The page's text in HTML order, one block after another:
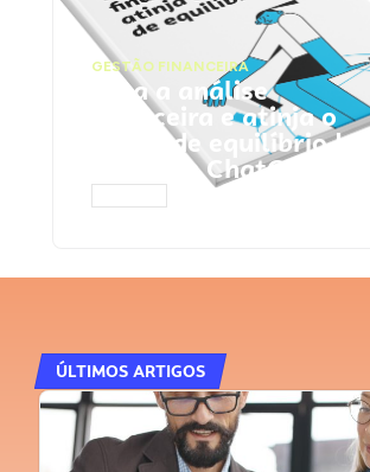
GESTÃO FINANCEIRA
Faça a análise
financeira e atinja o
ponto de equilíbrio |
Prompts ChatGPT
ÚLTIMOS ARTIGOS